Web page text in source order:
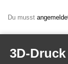
Du musst
3D-